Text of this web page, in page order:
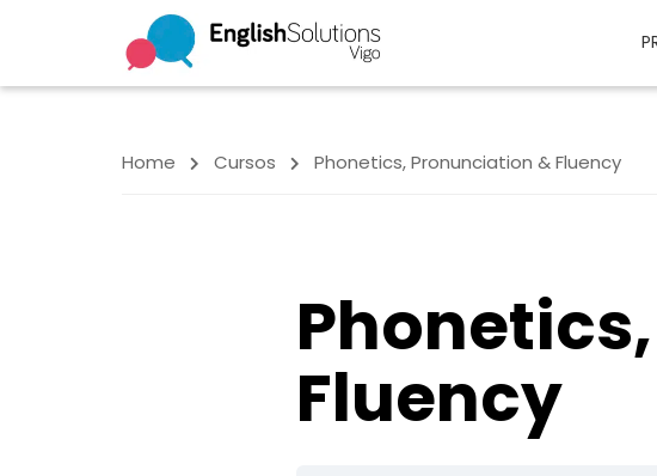
Home Cursos Phonetics, Pronunciation & Fluency
Fluency